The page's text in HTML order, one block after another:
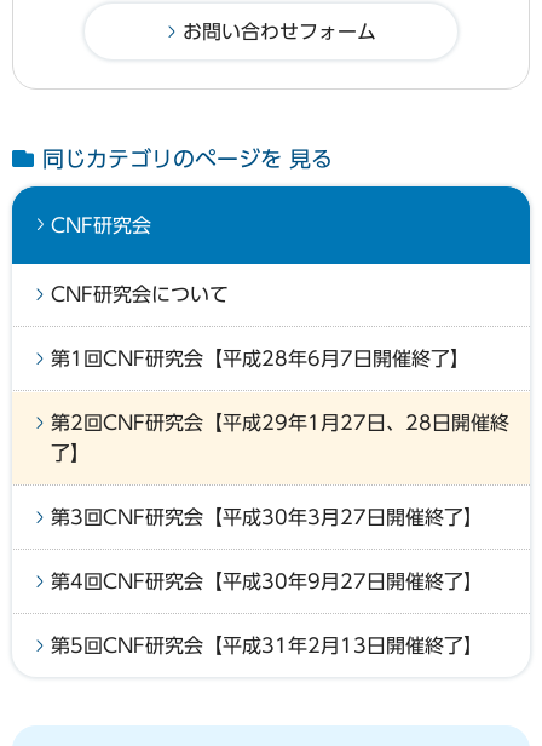
同じカテゴリのページを 見る
CNF研究会
CNF研究会について
第1回CNF研究会【平成28年6月7日開催終了】
第2回CNF研究会【平成29年1月27日、28日開催終
了】
第3回CNF研究会【平成30年3月27日開催終了】
第4回CNF研究会【平成30年9月27日開催終了】
第5回CNF研究会【平成31年2月13日開催終了】